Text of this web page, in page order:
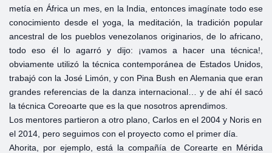
metía en África un mes, en la India, entonces imagínate todo ese
conocimiento desde el yoga, la meditación, la tradición popular
ancestral de los pueblos venezolanos originarios, de lo africano,
todo eso él lo agarró y dijo: ¡vamos a hacer una técnica!,
obviamente utilizó la técnica contemporánea de Estados Unidos,
trabajó con la José Limón, y con Pina Bush en Alemania que eran
grandes referencias de la danza internacional… y de ahí él sacó
la técnica Coreoarte que es la que nosotros aprendimos.
Los mentores partieron a otro plano, Carlos en el 2004 y Noris en
el 2014, pero seguimos con el proyecto como el primer día.
Ahorita, por ejemplo, está la compañía de Corearte en Mérida